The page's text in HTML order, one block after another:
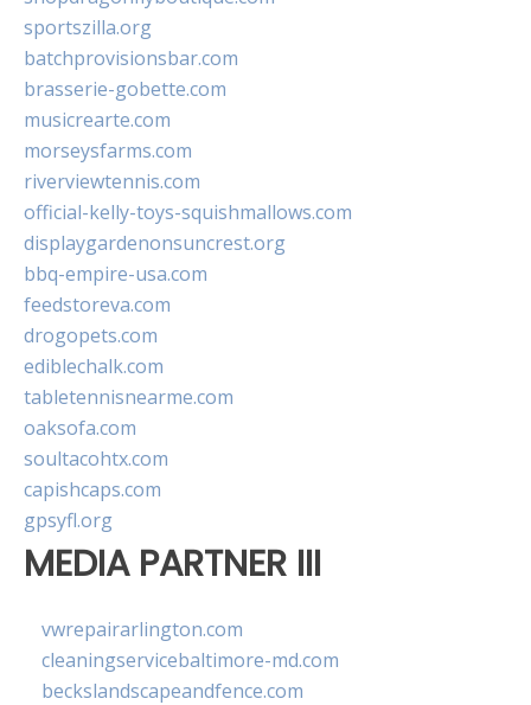
sportszilla.org
batchprovisionsbar.com
brasserie-gobette.com
musicrearte.com
morseysfarms.com
riverviewtennis.com
official-kelly-toys-squishmallows.com
displaygardenonsuncrest.org
bbq-empire-usa.com
feedstoreva.com
drogopets.com
ediblechalk.com
tabletennisnearme.com
oaksofa.com
soultacohtx.com
capishcaps.com
gpsyfl.org
MEDIA PARTNER III
vwrepairarlington.com
cleaningservicebaltimore-md.com
beckslandscapeandfence.com